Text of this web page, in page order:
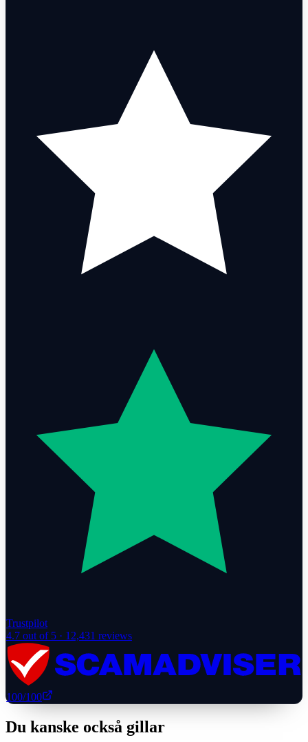
Trustpilot
4.7 out of 5 · 12,431 reviews
100/100
Du kanske också gillar